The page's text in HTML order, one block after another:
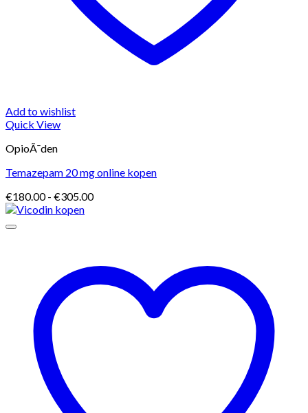
Add to wishlist
Quick View
OpioÃ¯den
Temazepam 20 mg online kopen
€180.00 - €305.00Prijsklasse: